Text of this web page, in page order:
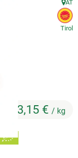
23,15 € / kg
,
AT
,
Tirol